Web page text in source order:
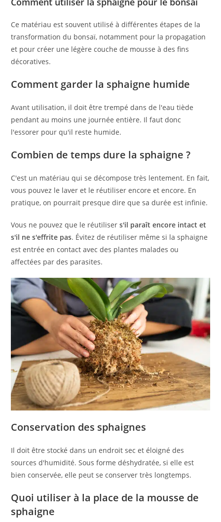
Ce matériau est souvent utilisé à différentes étapes de la
transformation du bonsaï, notamment pour la propagation
et pour créer une légère couche de mousse à des fins
décoratives.
Comment garder la sphaigne humide
Avant utilisation, il doit être trempé dans de l'eau tiède
pendant au moins une journée entière. Il faut donc
l'essorer pour qu'il reste humide.
Combien de temps dure la sphaigne ?
C'est un matériau qui se décompose très lentement. En fait,
vous pouvez le laver et le réutiliser encore et encore. En
pratique, on pourrait presque dire que sa durée est infinie.
Vous ne pouvez que le réutilisers'il paraît encore intact et
s'il ne s'effrite pas. Évitez de réutiliser même si la sphaigne
est entrée en contact avec des plantes malades ou
affectées par des parasites.
Conservation des sphaignes
Il doit être stocké dans un endroit sec et éloigné des
sources d'humidité. Sous forme déshydratée, si elle est
bien conservée, elle peut se conserver très longtemps.
Quoi utiliser à la place de la mousse de
sphaigne